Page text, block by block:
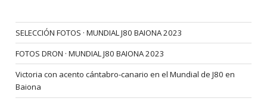
SELECCIÓN FOTOS · MUNDIAL J80 BAIONA 2023
FOTOS DRON · MUNDIAL J80 BAIONA 2023
Victoria con acento cántabro-canario en el Mundial de J80 en
Baiona